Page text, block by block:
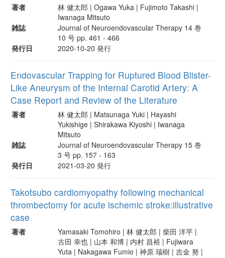
著者
林 健太郎 | Ogawa Yuka | Fujimoto Takashi |
Iwanaga Mitsuto
雑誌
Journal of Neuroendovascular Therapy 14 巻
10 号 pp. 461 - 466
発行日
2020-10-20 発行
Endovascular Trapping for Ruptured Blood Blister-
Like Aneurysm of the Internal Carotid Artery: A
Case Report and Review of the Literature
著者
林 健太郎 | Matsunaga Yuki | Hayashi
Yukishige | Shirakawa Kiyoshi | Iwanaga
Mitsuto
雑誌
Journal of Neuroendovascular Therapy 15 巻
3 号 pp. 157 - 163
発行日
2021-03-20 発行
Takotsubo cardiomyopathy following mechanical
thrombectomy for acute ischemic stroke:illustrative
case
著者
Yamasaki Tomohiro | 林 健太郎 | 柴田 洋平 |
古田 幸也 | 山本 和博 | 内村 昌裕 | Fujiwara
Yuta | Nakagawa Fumio | 神原 瑞樹 | 吉金 努 |